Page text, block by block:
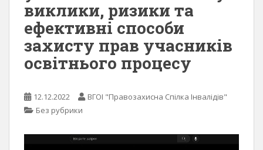
виклики, ризики та
ефективні способи
захисту прав учасників
освітнього процесу
12.12.2022
ВГОІ "Правозахисна Спілка Інвалідів"
Без рубрики